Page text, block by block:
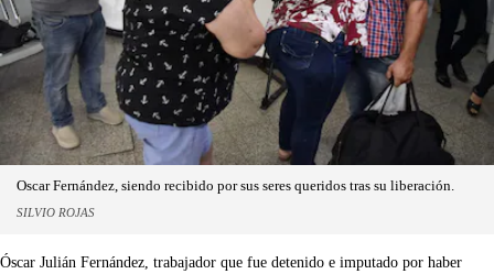
Oscar Fernández, siendo recibido por sus seres queridos tras su liberación.
SILVIO ROJAS
Óscar Julián Fernández, trabajador que fue detenido e imputado por haber